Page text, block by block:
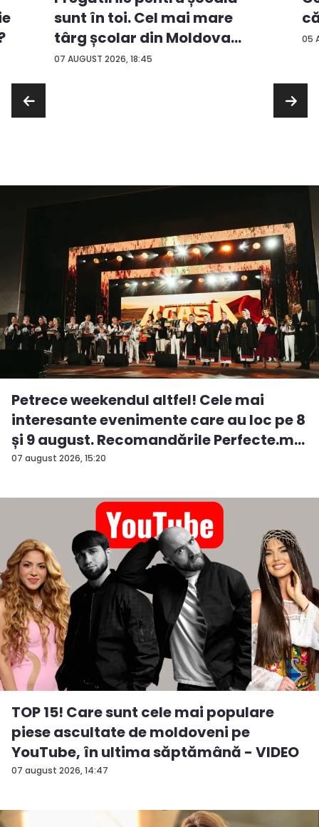
07 AUGUST 2026, 18:45
sunt în toi. Cel mai mare
târg școlar din Moldova
con...
05
07 august 2026, 15:20
Petrece weekendul altfel! Cele mai
interesante evenimente care au loc pe 8
și 9 august. Recomandările Perfecte.m...
07 august 2026, 14:47
TOP 15! Care sunt cele mai populare
piese ascultate de moldoveni pe
YouTube, în ultima săptămână - VIDEO